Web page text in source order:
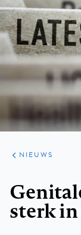
ARTIKELEN
HET
KORT
NIEUWS
sterk